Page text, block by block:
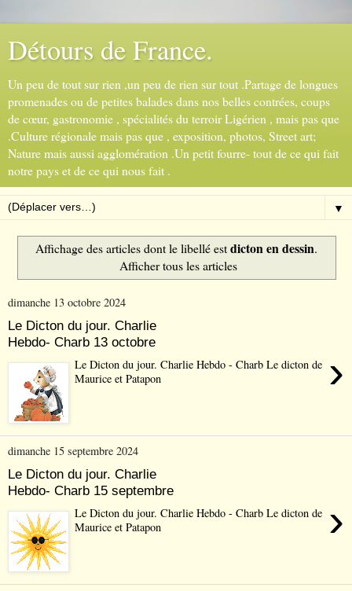
Détours de France.
Un peu de tout sur rien ,un peu de rien sur tout .Partage de longues
promenades ou de petites balades dans nos belles contrées, coups
de cœur, gastronomie , spécialités du terroir Ligérien , mais pas que
.Culture régionale mais pas que , exposition, photos, Street art;
Nature mais aussi agglomération .Un petit fourre- tout de ce qui fait
notre pays et de ce qui nous fait .
▼
Affichage des articles dont le libellé estdicton en dessin.
Afficher tous les articles
dimanche 13 octobre 2024
Le Dicton du jour. Charlie
Hebdo- Charb 13 octobre
›
Le Dicton du jour. Charlie Hebdo - Charb Le dicton de
Maurice et Patapon
dimanche 15 septembre 2024
Le Dicton du jour. Charlie
Hebdo- Charb 15 septembre
›
Le Dicton du jour. Charlie Hebdo - Charb Le dicton de
Maurice et Patapon